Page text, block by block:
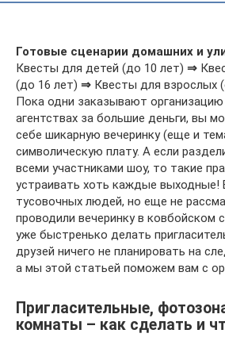
Готовые сценарии домашних и
Квесты для детей (до 10 лет) ⇒
(до 16 лет) ⇒ Квесты для взрослых
Пока одни заказывают
агентствах за большие деньги, вы
себе шикарную вечеринку (еще и
символическую плату. А если
всеми участниками шоу, то такие
устраивать хоть каждые выходные!
тусовочных людей, но еще не
проводили вечеринку в ковбойском
уже быстренько делать
друзей ничего не планировать на
а мы этой статьей поможем вам с
Пригласительные,
комнаты – как сделать и